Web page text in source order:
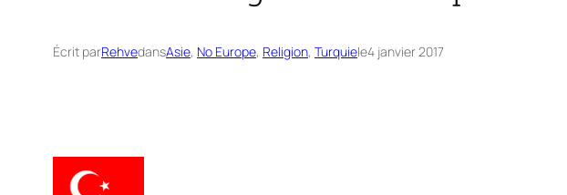
Écrit parRehvedansAsie, No Europe, Religion, Turquiele4 janvier 2017